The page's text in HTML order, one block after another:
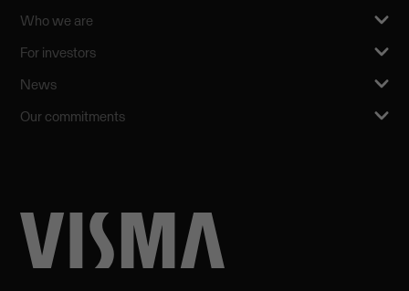
Who we are
For investors
News
Our commitments